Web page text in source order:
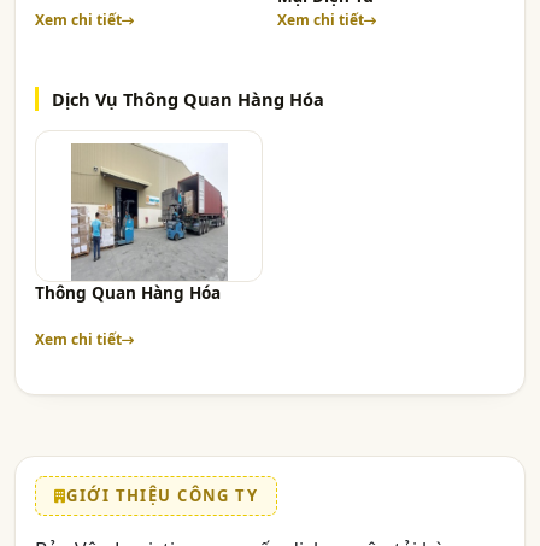
Xem chi tiết Xem chi tiết
Dịch Vụ Thông Quan Hàng Hóa
Thông Quan Hàng Hóa
Xem chi tiết
GIỚI THIỆU CÔNG TY